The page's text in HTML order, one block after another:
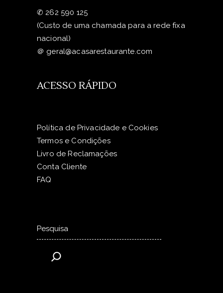
✆ 262 590 125
(Custo de uma chamada para a rede fixa
nacional)
＠ geral@acasarestaurante.com
ACESSO RÁPIDO
Política de Privacidade e Cookies
Termos e Condições
Livro de Reclamações
Conta Cliente
FAQ